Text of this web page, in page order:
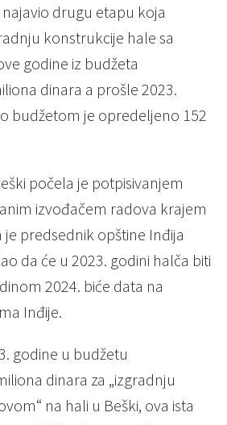
drugu etapu koja
konstrukcije hale sa
godine iz budžeta
dinara a prošle 2023.
budžetom je opredeljeno 152
počela je potpisivanjem
izvođačem radova krajem
je predsednik opštine Inđija
da će u 2023. godini halča biti
2024. biće data na
Inđije.
godine u budžetu
dinara za „izgradnju
na hali u Beški, ova ista